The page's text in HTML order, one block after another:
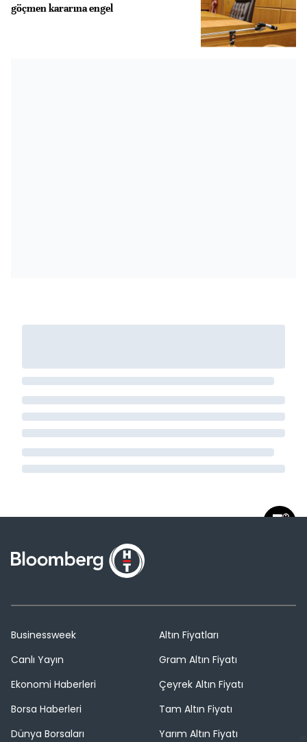
göçmen kararına engel
Businessweek
Canlı Yayın
Ekonomi Haberleri
Borsa Haberleri
Dünya Borsaları
Altın Fiyatları
Gram Altın Fiyatı
Çeyrek Altın Fiyatı
Tam Altın Fiyatı
Yarım Altın Fiyatı